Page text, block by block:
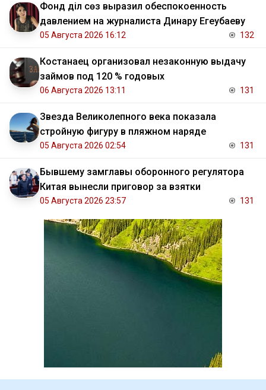
Фонд Әділ сөз выразил обеспокоенность
давлением на журналиста Динару Егеубаеву
05 Августа 2026 16:12 132
Костанаец организовал незаконную выдачу
займов под 120 % годовых
06 Августа 2026 13:11 131
Звезда Великолепного века показала
стройную фигуру в пляжном наряде
05 Августа 2026 02:54 131
Бывшему замглавы оборонного регулятора
Китая вынесли приговор за взятки
05 Августа 2026 23:57 131